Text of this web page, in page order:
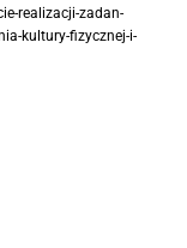
realizacji-zadan-
kultury-fizycznej-i-